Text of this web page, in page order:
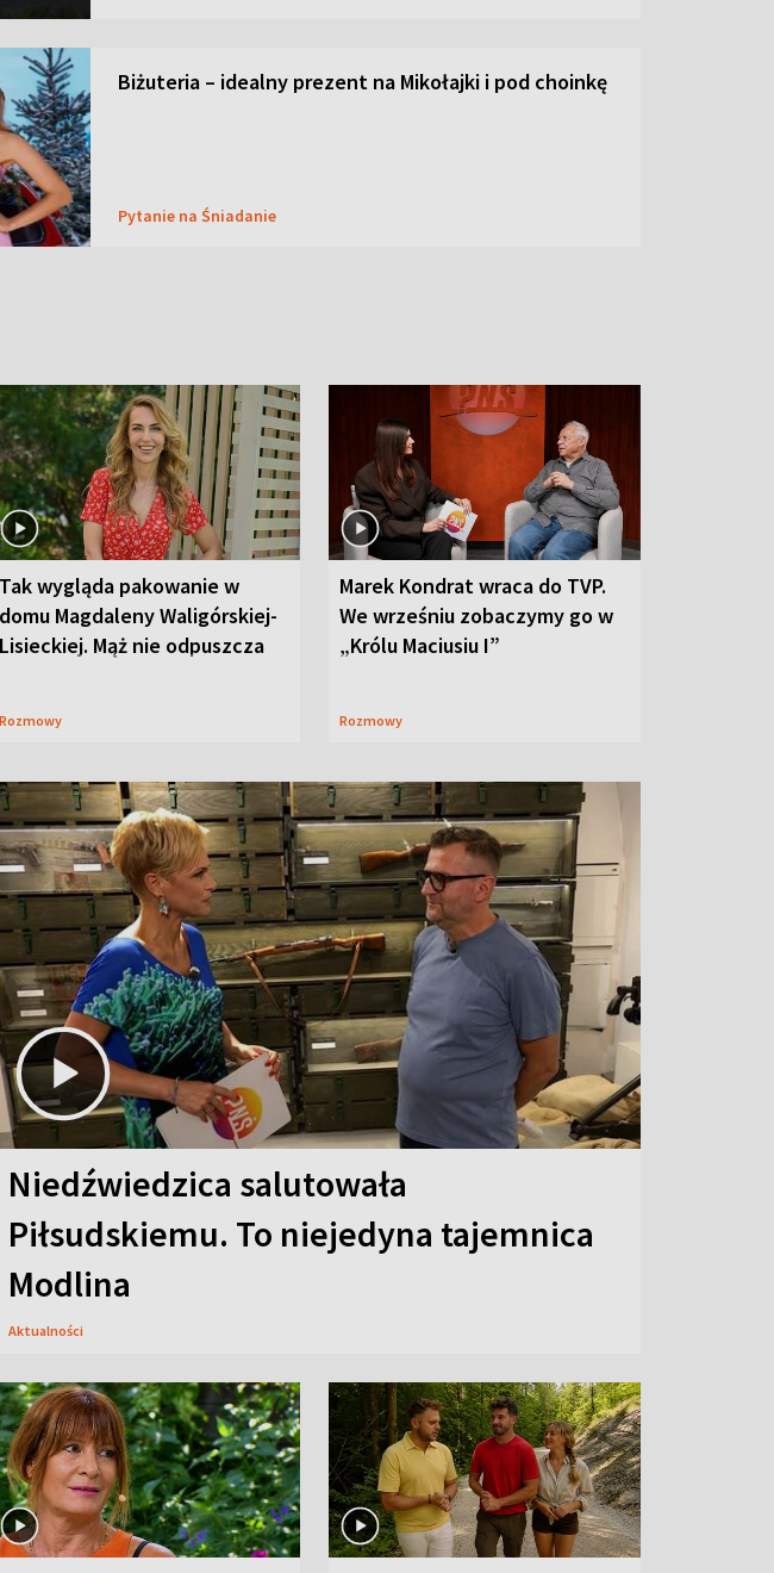
Biżuteria – idealny prezent na Mikołajki i pod choinkę
Pytanie na Śniadanie
Tak wygląda pakowanie w
domu Magdaleny Waligórskiej-
Lisieckiej. Mąż nie odpuszcza
Rozmowy
Marek Kondrat wraca do TVP.
We wrześniu zobaczymy go w
„Królu Maciusiu I”
Rozmowy
Niedźwiedzica salutowała
Piłsudskiemu. To niejedyna tajemnica
Modlina
Aktualności